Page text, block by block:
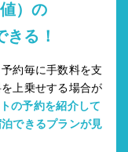
）の
る！
約毎に手数料を支
上乗せする場合が
の予約を紹介して
できるプランが見